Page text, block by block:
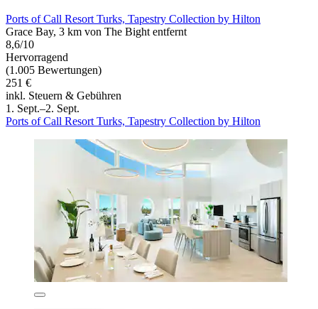
Ports of Call Resort Turks, Tapestry Collection by Hilton
Grace Bay, 3 km von The Bight entfernt
8,6/10
Hervorragend
(1.005 Bewertungen)
251 €
inkl. Steuern & Gebühren
1. Sept.–2. Sept.
Ports of Call Resort Turks, Tapestry Collection by Hilton